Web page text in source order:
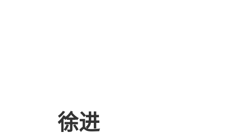
徐进